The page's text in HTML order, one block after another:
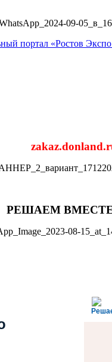
портал «Ростов
РЕШАЕМ